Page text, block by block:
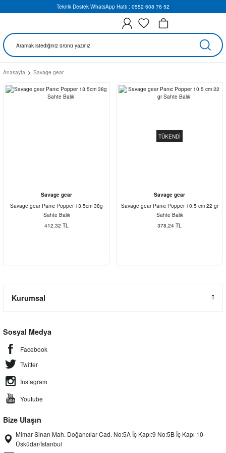
Teknik Destek WhatsApp Hattı : 0552 608 76 52
Anasayfa Savage gear
Savage gear
Savage gear Panıc Popper 13.5cm 38g
Sahte Balık
412,32 TL
TÜKENDİ
Savage gear
Savage gear Panıc Popper 10.5 cm 22 gr
Sahte Balık
378,24 TL
Kurumsal
Sosyal Medya
Facebook
Twitter
İnstagram
Youtube
Bize Ulaşın
Mimar Sinan Mah. Doğancılar Cad. No:5A İç Kapı:9 No:5B İç Kapı 10-
Üsküdar/İstanbul